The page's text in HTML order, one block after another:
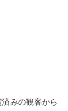
みの観客から